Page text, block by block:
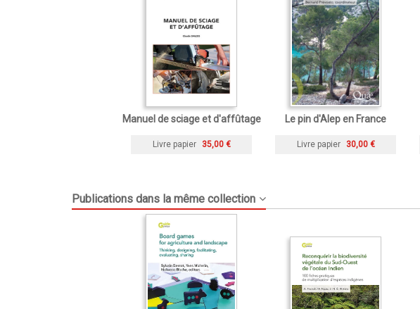
Manuel de sciage et d'affûtage
Livre papier 35,00 €
Le pin d'Alep en France
Livre papier 30,00 €
Publications dans la même collection